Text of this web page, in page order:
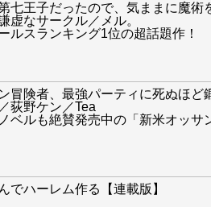
七王子だったので、気ままに魔術
虚なサークル／メル。
ルスランキング1位の超話題作！
冒険者、最強パーティに死ぬほど
荻野ケン／Tea
ベルも絶賛発売中の「新米オッサ
でハーレム作る【連載版】